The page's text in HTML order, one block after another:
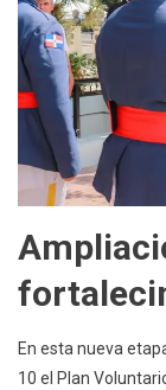
En esta nueva
10 el Plan